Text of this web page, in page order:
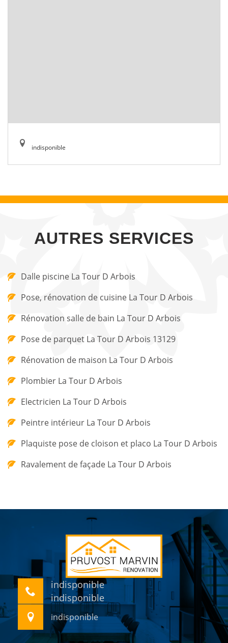
indisponible
AUTRES SERVICES
Dalle piscine La Tour D Arbois
Pose, rénovation de cuisine La Tour D Arbois
Rénovation salle de bain La Tour D Arbois
Pose de parquet La Tour D Arbois 13129
Rénovation de maison La Tour D Arbois
Plombier La Tour D Arbois
Electricien La Tour D Arbois
Peintre intérieur La Tour D Arbois
Plaquiste pose de cloison et placo La Tour D Arbois
Ravalement de façade La Tour D Arbois
indisponible
indisponible
indisponible